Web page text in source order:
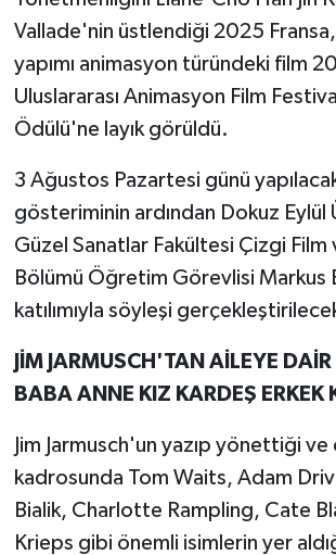
Vallade'nin üstlendiği 2025
yapımı animasyon türündeki film
Uluslararası Animasyon Film
Ödülü'ne layık görüldü.
3 Ağustos Pazartesi günü
gösteriminin ardından Dokuz Eylül
Güzel Sanatlar Fakültesi Çizgi Film
Bölümü Öğretim Görevlisi Markus
katılımıyla söyleşi
JİM JARMUSCH'TAN AİLEYE
BABA ANNE KIZ KARDEŞ ERKEK
Jim Jarmusch'un yazıp yönettiği ve
kadrosunda Tom Waits, Adam
Bialik, Charlotte Rampling, Cate
Krieps gibi önemli isimlerin yer